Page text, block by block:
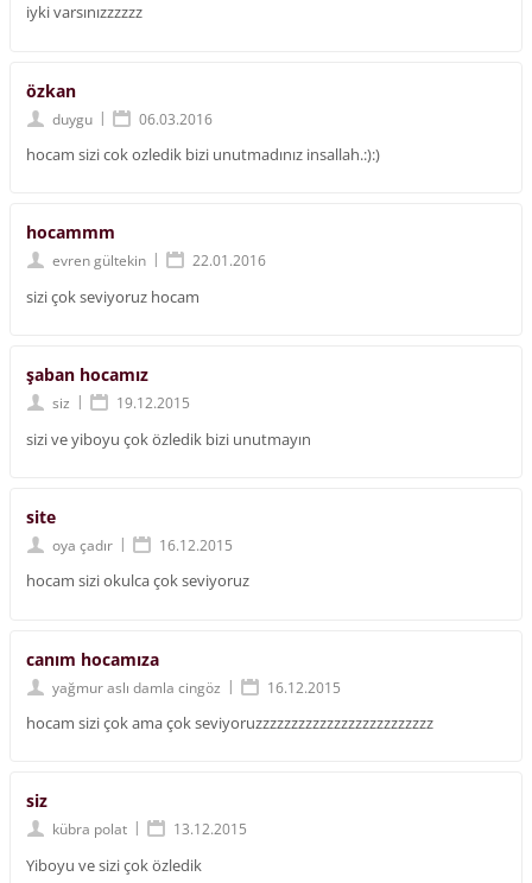
iyki varsınızzzzzz
özkan
duygu | 06.03.2016
hocam sizi cok ozledik bizi unutmadınız insallah.:):)
hocammm
evren gültekin | 22.01.2016
sizi çok seviyoruz hocam
şaban hocamız
siz | 19.12.2015
sizi ve yiboyu çok özledik bizi unutmayın
site
oya çadır | 16.12.2015
hocam sizi okulca çok seviyoruz
canım hocamıza
yağmur aslı damla cingöz | 16.12.2015
hocam sizi çok ama çok seviyoruzzzzzzzzzzzzzzzzzzzzzzzzz
siz
kübra polat | 13.12.2015
Yiboyu ve sizi çok özledik